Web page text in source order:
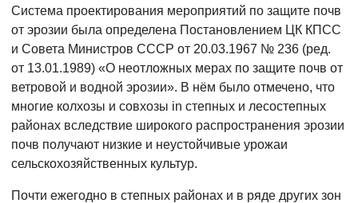
Система проектирования мероприятий по защите почв
от эрозии была определена Постановлением ЦК КПСС
и Совета Министров СССР от 20.03.1967 № 236 (ред.
от 13.01.1989) «О неотложных мерах по защите почв от
ветровой и водной эрозии». В нём было отмечено, что
многие колхозы и совхозы in степных и лесостепных
районах вследствие широкого распространения эрозии
почв получают низкие и неустойчивые урожаи
сельскохозяйственных культур.
Почти ежегодно в степных районах и в ряде других зон